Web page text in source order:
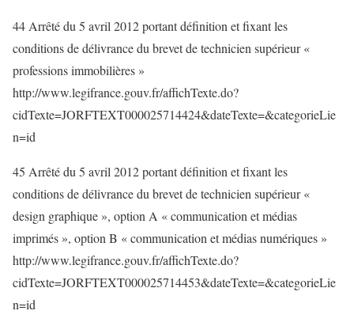
44 Arrêté du 5 avril 2012 portant définition et fixant les
conditions de délivrance du brevet de technicien supérieur «
professions immobilières »
http://www.legifrance.gouv.fr/affichTexte.do?
cidTexte=JORFTEXT000025714424&dateTexte=&categorieLie
n=id
45 Arrêté du 5 avril 2012 portant définition et fixant les
conditions de délivrance du brevet de technicien supérieur «
design graphique », option A « communication et médias
imprimés », option B « communication et médias numériques »
http://www.legifrance.gouv.fr/affichTexte.do?
cidTexte=JORFTEXT000025714453&dateTexte=&categorieLie
n=id